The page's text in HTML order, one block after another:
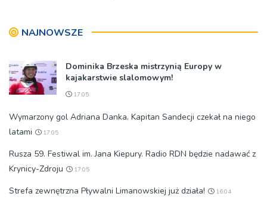
NAJNOWSZE
Dominika Brzeska mistrzynią Europy w
kajakarstwie slalomowym!
17:05
Wymarzony gol Adriana Danka. Kapitan Sandecji czekał na niego
latami
17:05
Rusza 59. Festiwal im. Jana Kiepury. Radio RDN będzie nadawać z
Krynicy-Zdroju
17:05
Strefa zewnętrzna Pływalni Limanowskiej już działa! 16:04